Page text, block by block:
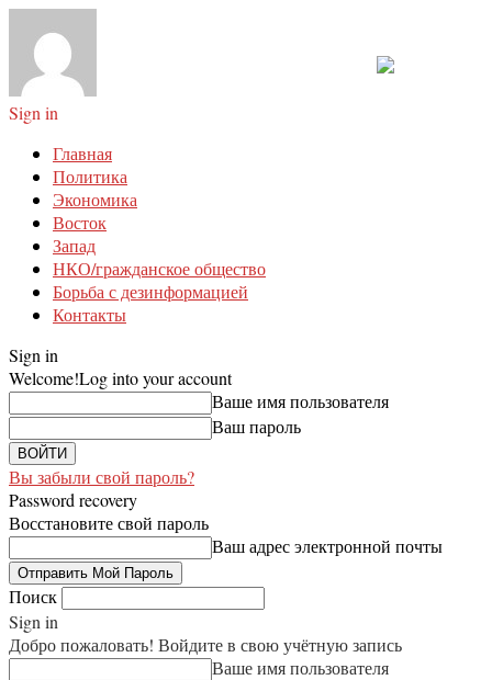
Sign in
Главная
Политика
Экономика
Восток
Запад
НКО/гражданское общество
Борьба с дезинформацией
Контакты
Sign in
Welcome!Log into your account
Ваше имя пользователя
Ваш пароль
Вы забыли свой пароль?
Password recovery
Восстановите свой пароль
Ваш адрес электронной почты
Поиск
Sign in
Добро пожаловать! Войдите в свою учётную запись
Ваше имя пользователя